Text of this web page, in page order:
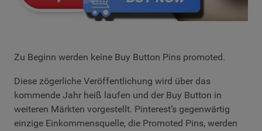
Zu Beginn werden keine Buy Button Pins promoted.
Diese zögerliche Veröffentlichung wird über das
kommende Jahr heiß laufen und der Buy Button in
weiteren Märkten vorgestellt. Pinterest’s gegenwärtig
einzige Einkommensquelle, die Promoted Pins, werden